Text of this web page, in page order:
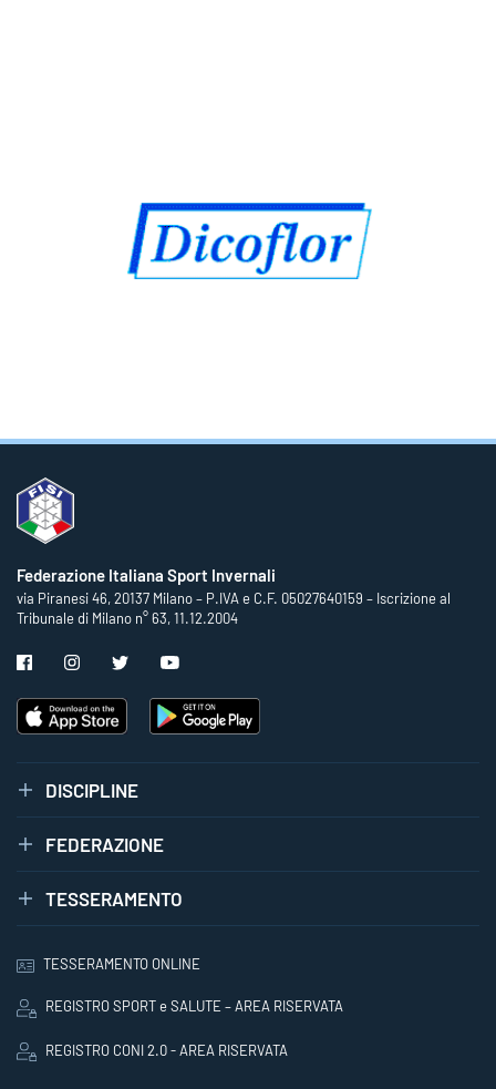
Federazione Italiana Sport Invernali
via Piranesi 46, 20137 Milano – P.IVA e C.F. 05027640159 – Iscrizione al
Tribunale di Milano n° 63, 11.12.2004
DISCIPLINE
FEDERAZIONE
TESSERAMENTO
TESSERAMENTO ONLINE
REGISTRO SPORT e SALUTE – AREA RISERVATA
REGISTRO CONI 2.0 - AREA RISERVATA